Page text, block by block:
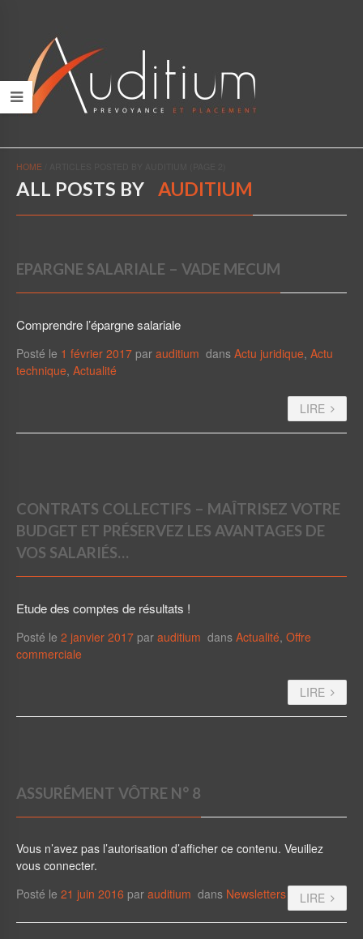
HOME
ALL POSTS BY AUDITIUM
EPARGNE SALARIALE – VADE MECUM
Comprendre l’épargne salariale
Posté le 1 février 2017 par auditium dans Actu juridique, Actu
technique, Actualité
LIRE
CONTRATS COLLECTIFS – MAÎTRISEZ VOTRE
BUDGET ET PRÉSERVEZ LES AVANTAGES DE
VOS SALARIÉS…
Etude des comptes de résultats !
Posté le 2 janvier 2017 par auditium dans Actualité, Offre
commerciale
LIRE
ASSURÉMENT VÔTRE N° 8
Vous n’avez pas l’autorisation d’afficher ce contenu. Veuillez
vous connecter.
Posté le 21 juin 2016 par auditium dans Newsletters LIRE